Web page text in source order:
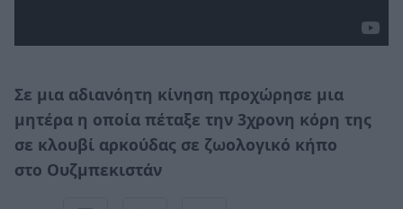
Σε μια αδιανόητη κίνηση προχώρησε μια
μητέρα η οποία πέταξε την 3χρονη κόρη της
σε κλουβί αρκούδας σε ζωολογικό κήπο
στο Ουζμπεκιστάν